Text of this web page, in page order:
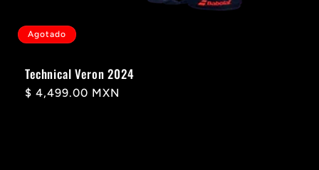
Agotado
Technical Veron 2024
Precio
$ 4,499.00 MXN